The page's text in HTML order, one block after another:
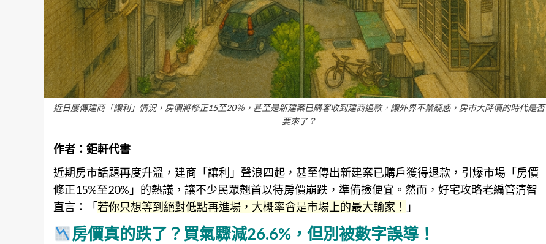
近日屢傳建商「讓利」情況，房價將修正15至20％，甚至是新建案已購客收到建商退款，讓外界不禁疑惑，房市大降價的時代是否
要來了？
作者： 鉅軒代書
近期房市話題再度升溫，建商「讓利」聲浪四起，甚至傳出新建案已購戶獲得退款，引爆市場「房價
修正15%至20%」的熱議，讓不少民眾翹首以待房價崩跌，準備撿便宜。然而，好宅攻略老編管清智
直言：「若你只想等到絕對低點再進場，大概率會是市場上的最大輸家！ 」
房價真的跌了？買氣驟減26.6%，但別被數字誤導！